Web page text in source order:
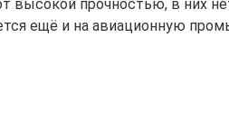
высокой прочностью, в них
ещё и на авиационную